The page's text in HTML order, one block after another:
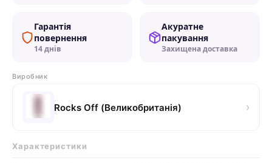
Гарантія
повернення
14 днів
Акуратне
пакування
Захищена доставка
Виробник
Rocks Off (Великобританія) ›
Характеристики